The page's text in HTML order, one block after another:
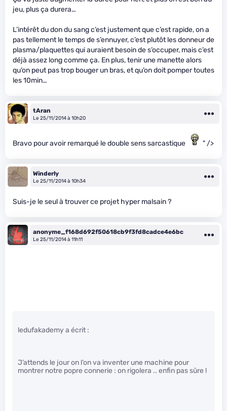
jeu, plus ça durera…
L’intérêt du don du sang c’est justement que c’est rapide, on a
pas tellement le temps de s’ennuyer, c’est plutôt les donneur de
plasma/plaquettes qui auraient besoin de s’occuper, mais c’est
déjà assez long comme ça. En plus, tenir une manette alors
qu’on peut pas trop bouger un bras, et qu’on doit pomper toutes
les 10min…
tAran
Le 25/11/2014 à 10h20
Bravo pour avoir remarqué le double sens sarcastique " />
Winderly
Le 25/11/2014 à 10h34
Suis-je le seul à trouver ce projet hyper malsain ?
anonyme_f168d692f50618cb9f3fd8cadce4e6bc
Le 25/11/2014 à 11h11
ledufakademy a écrit :
J’attends le jour on l’on va inventer une machine pour
montrer notre popre connerie : on rigolera .. enfin pas sûre !